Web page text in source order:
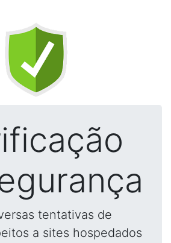
tentativas de
a sites hospedados